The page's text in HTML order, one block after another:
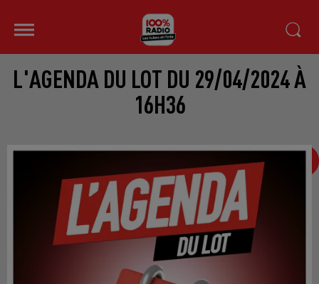
L'AGENDA DU LOT DU 29/04/2024 À
16H36